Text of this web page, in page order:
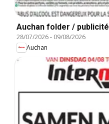
Auchan folder / publicité
28/07/2026- 09/08/2026
Auchan